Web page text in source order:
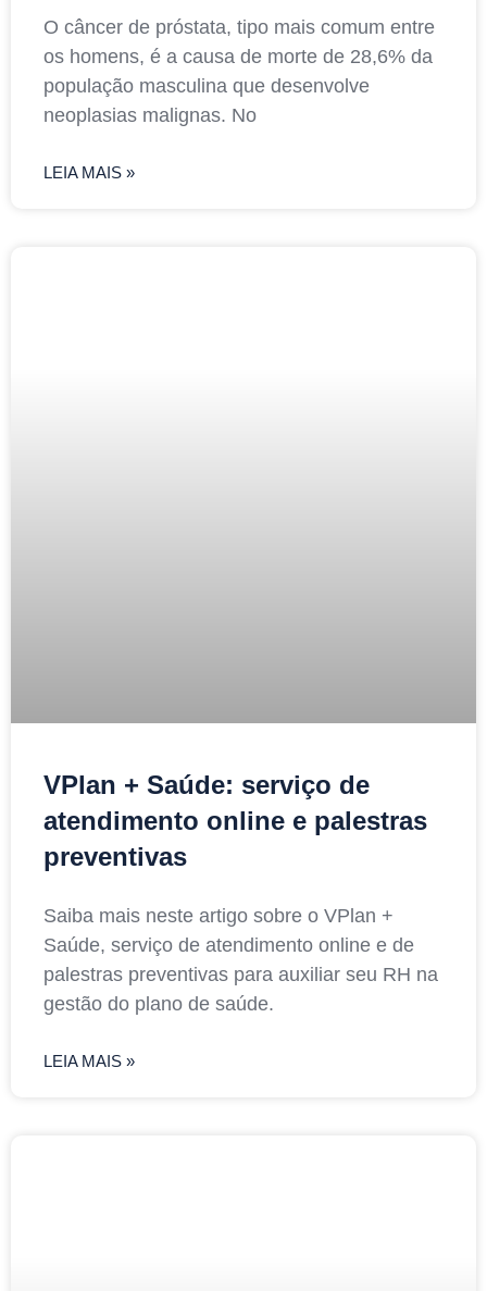
O câncer de próstata, tipo mais comum entre
os homens, é a causa de morte de 28,6% da
população masculina que desenvolve
neoplasias malignas. No
LEIA MAIS »
VPlan + Saúde: serviço de
atendimento online e palestras
preventivas
Saiba mais neste artigo sobre o VPlan +
Saúde, serviço de atendimento online e de
palestras preventivas para auxiliar seu RH na
gestão do plano de saúde.
LEIA MAIS »